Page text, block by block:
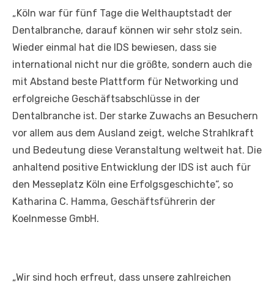
„Köln war für fünf Tage die Welthauptstadt der
Dentalbranche, darauf können wir sehr stolz sein.
Wieder einmal hat die IDS bewiesen, dass sie
international nicht nur die größte, sondern auch die
mit Abstand beste Plattform für Networking und
erfolgreiche Geschäftsabschlüsse in der
Dentalbranche ist. Der starke Zuwachs an Besuchern
vor allem aus dem Ausland zeigt, welche Strahlkraft
und Bedeutung diese Veranstaltung weltweit hat. Die
anhaltend positive Entwicklung der IDS ist auch für
den Messeplatz Köln eine Erfolgsgeschichte“, so
Katharina C. Hamma, Geschäftsführerin der
Koelnmesse GmbH.
„Wir sind hoch erfreut, dass unsere zahlreichen